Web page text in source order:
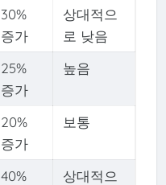
30%
증가
상대적으
로 낮음
25%
증가
높음
20%
증가
보통
40%
상대적으